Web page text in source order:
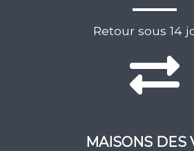
Retour sous 14
MAISONS DES